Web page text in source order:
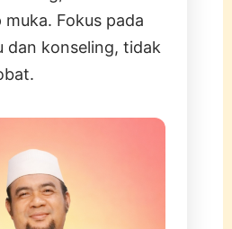
Fokus pada
dan konseling, tidak